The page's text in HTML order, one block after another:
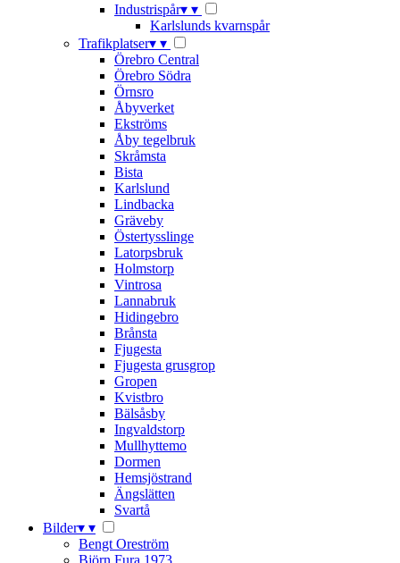
Industrispår▾ ▾
Karlslunds kvarnspår
Trafikplatser▾ ▾
Örebro Central
Örebro Södra
Örnsro
Åbyverket
Ekströms
Åby tegelbruk
Skråmsta
Bista
Karlslund
Lindbacka
Gräveby
Östertysslinge
Latorpsbruk
Holmstorp
Vintrosa
Lannabruk
Hidingebro
Brånsta
Fjugesta
Fjugesta grusgrop
Gropen
Kvistbro
Bälsåsby
Ingvaldstorp
Mullhyttemo
Dormen
Hemsjöstrand
Ängslätten
Svartå
Bilder▾ ▾
Bengt Oreström
Björn Fura 1973